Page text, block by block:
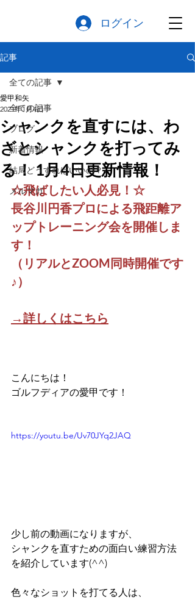
ログイン
記事
全ての記事
ブログ
新着情報
結局どうすればいいの？
メルマガ
全ての記事
シャンクを直すには、わ
ざとシャンクを打ってみ
る！ 1月4日更新情報！
愛甲和矢
2021年1月4日
☆飛ばしたい人必見！☆
長谷川円香プロによる飛距離ア
ップトレーニング会を開催しま
す！
（リアルとZOOM同時開催です
♪）
→詳しくはこちら
こんにちは！
ゴルフディアの愛甲です！
https://youtu.be/Uv70JYq2JAQ
少し前の動画になりますが、
シャンクを直すための面白い練習方法
を紹介しています(^^)
色々なショットを打てる人は、